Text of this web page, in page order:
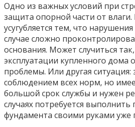
Одно из важных условий при
защита опорной части от
усугубляется тем, что
случае сложно
основания. Может случиться
эксплуатации купленного дома
проблемы. Или другая ситуация:
соблюдением всех норм, но
большой срок службы и нужен
случаях потребуется
фундамента своими руками уже